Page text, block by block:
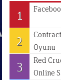
1
2
Oyunu
3
Red
Online